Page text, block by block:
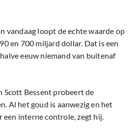
vandaag loopt de echte waarde op
en 700 miljard dollar. Dat is een
eeuw niemand van buitenaf
Scott Bessent probeert de
Al het goud is aanwezig en het
een interne controle, zegt hij.